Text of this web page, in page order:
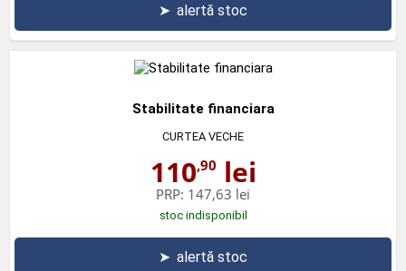
➤ alertă stoc
Stabilitate financiara
CURTEA VECHE
110,90 lei
PRP: 147,63 lei
stoc indisponibil
➤ alertă stoc